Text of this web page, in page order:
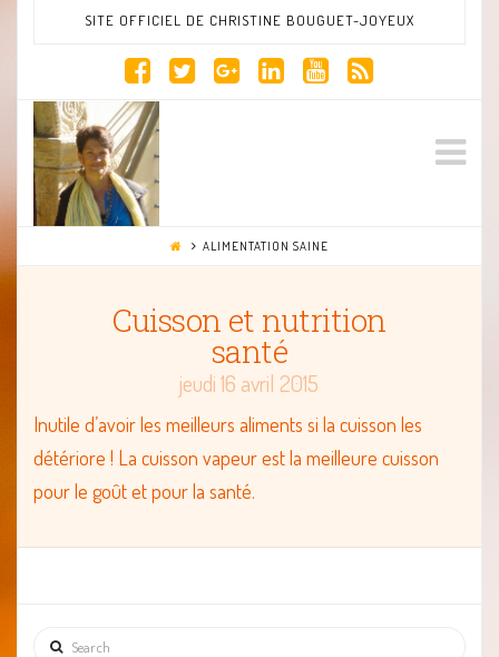
SITE OFFICIEL DE CHRISTINE BOUGUET-JOYEUX
Site
Officiel
de
Christine
Bouguet
Joyeux
ALIMENTATION SAINE
Cuisson et nutrition
santé
jeudi 16 avril 2015
Inutile d’avoir les meilleurs aliments si la cuisson les
détériore ! La cuisson vapeur est la meilleure cuisson
pour le goût et pour la santé.
Search